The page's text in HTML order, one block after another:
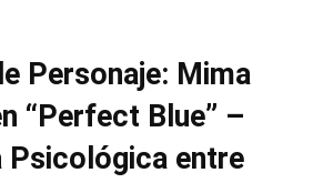
Personaje: Mima
“Perfect Blue” –
Psicológica entre